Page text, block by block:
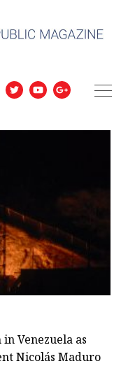
Venezuela as
Nicolás Maduro